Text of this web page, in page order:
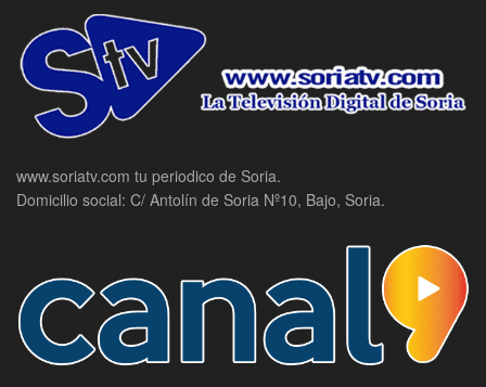
www.soriatv.com tu periodico de Soria.
Domicilio social: C/ Antolín de Soria Nº10, Bajo, Soria.